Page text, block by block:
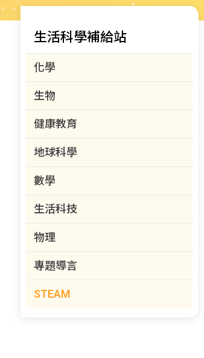
生活科學補給站
化學
生物
健康教育
地球科學
數學
生活科技
物理
專題導言
STEAM